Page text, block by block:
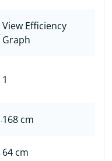
View Efficiency
Graph
1
168 cm
64 cm